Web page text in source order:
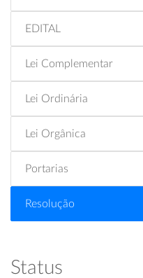
EDITAL
Lei Complementar
Lei Ordinária
Lei Orgânica
Portarias
Resolução
Status